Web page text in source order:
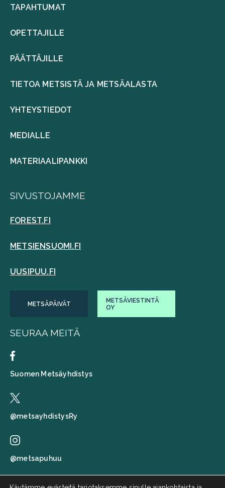
TAPAHTUMAT
OPETTAJILLE
PÄÄTTÄJILLE
TIETOA METSISTÄ JA METSÄALASTA
YHTEYSTIEDOT
MEDIALLE
MATERIAALIPANKKI
SIVUSTOJAMME
FOREST.FI
METSIENSUOMI.FI
UUSIPUU.FI
METSÄPÄIVÄT
METSÄVIESTINTÄ
OY
SEURAA MEITÄ
Suomen Metsäyhdistys
@metsayhdistysRy
@metsapuhuu